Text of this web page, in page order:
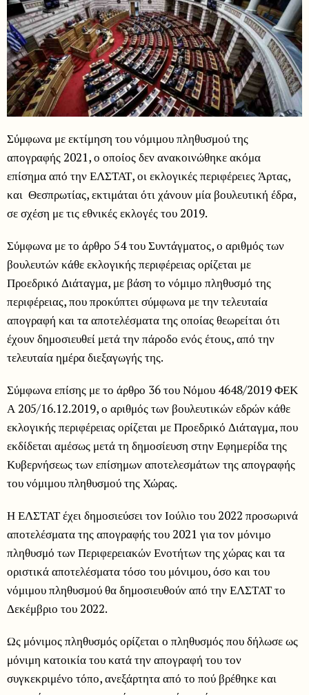
Σύμφωνα με εκτίμηση του νόμιμου πληθυσμού της
απογραφής 2021, ο οποίος δεν ανακοινώθηκε ακόμα
επίσημα από την ΕΛΣΤΑΤ, οι εκλογικές περιφέρειες Άρτας,
και Θεσπρωτίας, εκτιμάται ότι χάνουν μία βουλευτική έδρα,
σε σχέση με τις εθνικές εκλογές του 2019.
Σύμφωνα με το άρθρο 54 του Συντάγματος, ο αριθμός των
βουλευτών κάθε εκλογικής περιφέρειας ορίζεται με
Προεδρικό Διάταγμα, με βάση το νόμιμο πληθυσμό της
περιφέρειας, που προκύπτει σύμφωνα με την τελευταία
απογραφή και τα αποτελέσματα της οποίας θεωρείται ότι
έχουν δημοσιευθεί μετά την πάροδο ενός έτους, από την
τελευταία ημέρα διεξαγωγής της.
Σύμφωνα επίσης με το άρθρο 36 του Νόμου 4648/2019 ΦΕΚ
Α 205/16.12.2019, ο αριθμός των βουλευτικών εδρών κάθε
εκλογικής περιφέρειας ορίζεται με Προεδρικό Διάταγμα, που
εκδίδεται αμέσως μετά τη δημοσίευση στην Εφημερίδα της
Κυβερνήσεως των επίσημων αποτελεσμάτων της απογραφής
του νόμιμου πληθυσμού της Χώρας.
Η ΕΛΣΤΑΤ έχει δημοσιεύσει τον Ιούλιο του 2022 προσωρινά
αποτελέσματα της απογραφής του 2021 για τον μόνιμο
πληθυσμό των Περιφερειακών Ενοτήτων της χώρας και τα
οριστικά αποτελέσματα τόσο του μόνιμου, όσο και του
νόμιμου πληθυσμού θα δημοσιευθούν από την ΕΛΣΤΑΤ το
Δεκέμβριο του 2022.
Ως μόνιμος πληθυσμός ορίζεται ο πληθυσμός που δήλωσε ως
μόνιμη κατοικία του κατά την απογραφή του τον
συγκεκριμένο τόπο, ανεξάρτητα από το πού βρέθηκε και